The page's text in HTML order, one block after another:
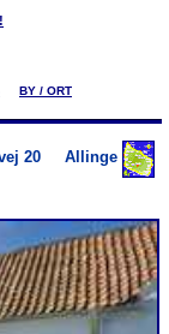
BY / ORT
20 Allinge